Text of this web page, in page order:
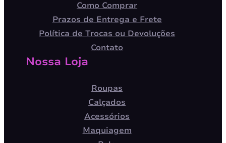
Como Comprar
Prazos de Entrega e Frete
Política de Trocas ou Devoluções
Contato
Nossa Loja
Roupas
Calçados
Acessórios
Maquiagem